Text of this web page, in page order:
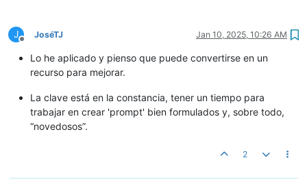
J
Offline
JoséTJ Jan 10, 2025, 10:26 AM
Lo he aplicado y pienso que puede convertirse en un
recurso para mejorar.
La clave está en la constancia, tener un tiempo para
trabajar en crear 'prompt' bien formulados y, sobre todo,
“novedosos”.
2